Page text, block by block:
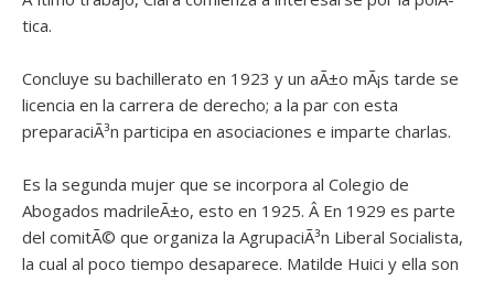
tica.
Concluye su bachillerato en 1923 y un aÃ±o mÃ¡s tarde se
licencia en la carrera de derecho; a la par con esta
preparaciÃ³n participa en asociaciones e imparte charlas.
Es la segunda mujer que se incorpora al Colegio de
Abogados madrileÃ±o, esto en 1925. Â En 1929 es parte
del comitÃ© que organiza la AgrupaciÃ³n Liberal Socialista,
la cual al poco tiempo desaparece. Matilde Huici y ella son